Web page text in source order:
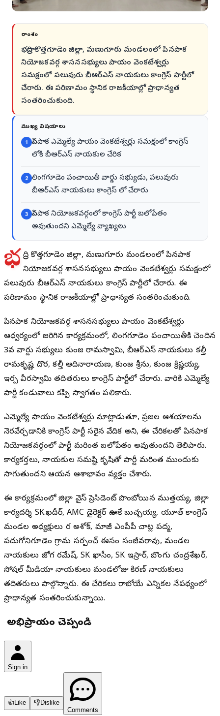
సారాంశం
భద్రాద్రి కొత్తగూడెం జిల్లా, మణుగూరు మండలంలో పినపాక
నియోజకవర్గ శాసనసభ్యులు పాయం వెంకటేశ్వర్లు
సమక్షంలో పలువురు బీఆర్‌ఎస్ నాయకులు కాంగ్రెస్ పార్టీలో
చేరారు. ఈ పరిణామం స్థానిక రాజకీయాల్లో ప్రాధాన్యత
సంతరించుకుంది.
ముఖ్య విషయాలు
1
పినపాక ఎమ్మెల్యే పాయం వెంకటేశ్వర్లు సమక్షంలో కాంగ్రెస్
లోకి బీఆర్‌ఎస్ నాయకుల చేరిక
2
లింగగూడెం పంచాయితీ వార్డు సభ్యుడు, పలువురు
బీఆర్‌ఎస్ నాయకులు కాంగ్రెస్ లో చేరారు
3
పినపాక నియోజకవర్గంలో కాంగ్రెస్ పార్టీ బలోపేతం
అవుతుందని ఎమ్మెల్యే వ్యాఖ్యలు
భ ద్రాద్రి కొత్తగూడెం జిల్లా, మణుగూరు మండలంలో పినపాక
నియోజకవర్గ శాసనసభ్యులు పాయం వెంకటేశ్వర్లు సమక్షంలో
పలువురు బీఆర్‌ఎస్ నాయకులు కాంగ్రెస్ పార్టీలో చేరారు. ఈ
పరిణామం స్థానిక రాజకీయాల్లో ప్రాధాన్యత సంతరించుకుంది.
పినపాక నియోజకవర్గ శాసనసభ్యులు పాయం వెంకటేశ్వర్లు
ఆధ్వర్యంలో జరిగిన కార్యక్రమంలో, లింగగూడెం పంచాయితీకి చెందిన
3వ వార్డు సభ్యులు కుంజ రామస్వామి, బీఆర్‌ఎస్ నాయకులు కల్తీ
రామకృష్ణ దొర, కల్తీ ఆదినారాయణ, కుంజ శ్రీను, కుంజ క్రిష్ణయ్య,
ఇర్ప వీరస్వామి తదితరులు కాంగ్రెస్ పార్టీలో చేరారు. వారికి ఎమ్మెల్యే
పార్టీ కండువాలు కప్పి స్వాగతం పలికారు.
ఎమ్మెల్యే పాయం వెంకటేశ్వర్లు మాట్లాడుతూ, ప్రజల ఆశయాలను
నెరవేర్చడానికి కాంగ్రెస్ పార్టీ సరైన వేదిక అని, ఈ చేరికలతో పినపాక
నియోజకవర్గంలో పార్టీ మరింత బలోపేతం అవుతుందని తెలిపారు.
కార్యకర్తలు, నాయకుల సమష్టి కృషితో పార్టీ మరింత ముందుకు
సాగుతుందని ఆయన ఆశాభావం వ్యక్తం చేశారు.
ఈ కార్యక్రమంలో జిల్లా వైస్ ప్రెసిడెంట్ పొంబోయిన ముత్తయ్య, జిల్లా
కార్యదర్శి SK.ఖదీర్, AMC డైరెక్టర్ ఊకే బుచ్చయ్య, యూత్ కాంగ్రెస్
మండల అధ్యక్షులు దార అశోక్, మాజీ ఎంపీపీ చాట్ల పద్మ,
పదుగోనిగూడెం గ్రామ సర్పంచ్ ఈసం సంజీవరావు, మండల
నాయకులు జోగ రమేష్, SK ఖాసీం, SK ఇస్రార్, బొంగు చంద్రశేఖర్,
సోషల్ మీడియా నాయకులు మండలోజు కిరణ్ నాయకులు
తదితరులు పాల్గొన్నారు. ఈ చేరికలు రాబోయే ఎన్నికల నేపథ్యంలో
ప్రాధాన్యత సంతరించుకున్నాయి.
మీ అభిప్రాయం చెప్పండి
Sign in
👍Like 👎Dislike
Comments